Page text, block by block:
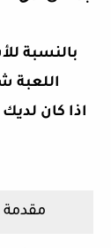
بالنسبة
اللعبة
اذا كان
مقدمة